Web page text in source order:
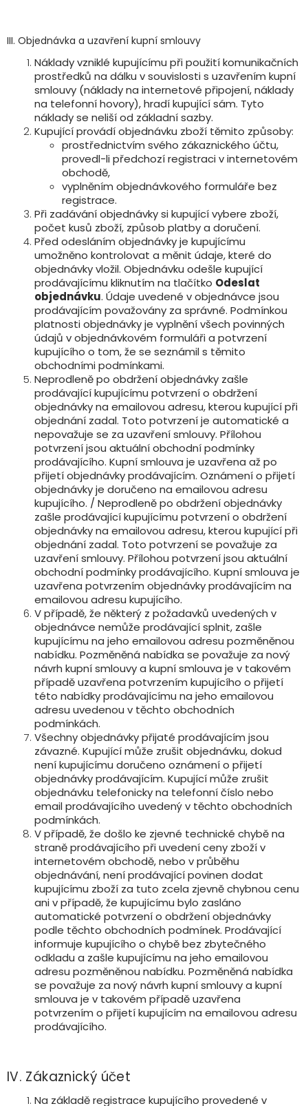
III. Objednávka a uzavření kupní smlouvy
Náklady vzniklé kupujícímu při použití komunikačních
prostředků na dálku v souvislosti s uzavřením kupní
smlouvy (náklady na internetové připojení, náklady
na telefonní hovory), hradí kupující sám. Tyto
náklady se neliší od základní sazby.
Kupující provádí objednávku zboží těmito způsoby:
prostřednictvím svého zákaznického účtu,
provedl-li předchozí registraci v internetovém
obchodě,
vyplněním objednávkového formuláře bez
registrace.
Při zadávání objednávky si kupující vybere zboží,
počet kusů zboží, způsob platby a doručení.
Před odesláním objednávky je kupujícímu
umožněno kontrolovat a měnit údaje, které do
objednávky vložil. Objednávku odešle kupující
prodávajícímu kliknutím na tlačítko Odeslat
objednávku. Údaje uvedené v objednávce jsou
prodávajícím považovány za správné. Podmínkou
platnosti objednávky je vyplnění všech povinných
údajů v objednávkovém formuláři a potvrzení
kupujícího o tom, že se seznámil s těmito
obchodními podmínkami.
Neprodleně po obdržení objednávky zašle
prodávající kupujícímu potvrzení o obdržení
objednávky na emailovou adresu, kterou kupující při
objednání zadal. Toto potvrzení je automatické a
nepovažuje se za uzavření smlouvy. Přílohou
potvrzení jsou aktuální obchodní podmínky
prodávajícího. Kupní smlouva je uzavřena až po
přijetí objednávky prodávajícím. Oznámení o přijetí
objednávky je doručeno na emailovou adresu
kupujícího. / Neprodleně po obdržení objednávky
zašle prodávající kupujícímu potvrzení o obdržení
objednávky na emailovou adresu, kterou kupující při
objednání zadal. Toto potvrzení se považuje za
uzavření smlouvy. Přílohou potvrzení jsou aktuální
obchodní podmínky prodávajícího. Kupní smlouva je
uzavřena potvrzením objednávky prodávajícím na
emailovou adresu kupujícího.
V případě, že některý z požadavků uvedených v
objednávce nemůže prodávající splnit, zašle
kupujícímu na jeho emailovou adresu pozměněnou
nabídku. Pozměněná nabídka se považuje za nový
návrh kupní smlouvy a kupní smlouva je v takovém
případě uzavřena potvrzením kupujícího o přijetí
této nabídky prodávajícímu na jeho emailovou
adresu uvedenou v těchto obchodních
podmínkách.
Všechny objednávky přijaté prodávajícím jsou
závazné. Kupující může zrušit objednávku, dokud
není kupujícímu doručeno oznámení o přijetí
objednávky prodávajícím. Kupující může zrušit
objednávku telefonicky na telefonní číslo nebo
email prodávajícího uvedený v těchto obchodních
podmínkách.
V případě, že došlo ke zjevné technické chybě na
straně prodávajícího při uvedení ceny zboží v
internetovém obchodě, nebo v průběhu
objednávání, není prodávající povinen dodat
kupujícímu zboží za tuto zcela zjevně chybnou cenu
ani v případě, že kupujícímu bylo zasláno
automatické potvrzení o obdržení objednávky
podle těchto obchodních podmínek. Prodávající
informuje kupujícího o chybě bez zbytečného
odkladu a zašle kupujícímu na jeho emailovou
adresu pozměněnou nabídku. Pozměněná nabídka
se považuje za nový návrh kupní smlouvy a kupní
smlouva je v takovém případě uzavřena
potvrzením o přijetí kupujícím na emailovou adresu
prodávajícího.
IV. Zákaznický účet
Na základě registrace kupujícího provedené v